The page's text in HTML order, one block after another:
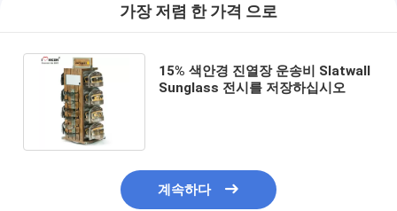
가장 저렴 한 가격 으로
15% 색안경 진열장 운송비 Slatwall
Sunglass 전시를 저장하십시오
계속하다